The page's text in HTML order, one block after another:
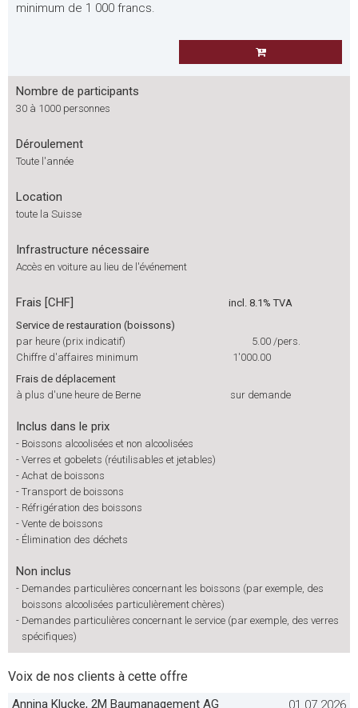
minimum de 1 000 francs.
Nombre de participants
30 à 1000 personnes
Déroulement
Toute l'année
Location
toute la Suisse
Infrastructure nécessaire
Accès en voiture au lieu de l'événement
Frais [CHF]
incl. 8.1% TVA
Service de restauration (boissons)
par heure (prix indicatif)
5.00 /pers.
Chiffre d'affaires minimum
1'000.00
Frais de déplacement
à plus d'une heure de Berne
sur demande
Inclus dans le prix
- Boissons alcoolisées et non alcoolisées
- Verres et gobelets (réutilisables et jetables)
- Achat de boissons
- Transport de boissons
- Réfrigération des boissons
- Vente de boissons
- Élimination des déchets
Non inclus
- Demandes particulières concernant les boissons (par exemple, des
boissons alcoolisées particulièrement chères)
- Demandes particulières concernant le service (par exemple, des verres
spécifiques)
Voix de nos clients à cette offre
Annina Klucke, 2M Baumanagement AG 01.07.2026